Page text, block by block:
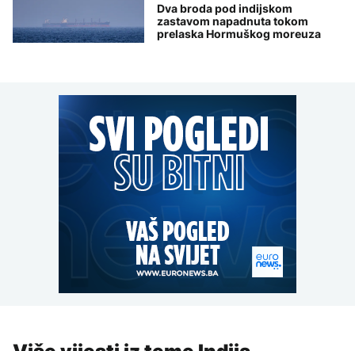
Dva broda pod indijskom
zastavom napadnuta tokom
prelaska Hormuškog moreuza